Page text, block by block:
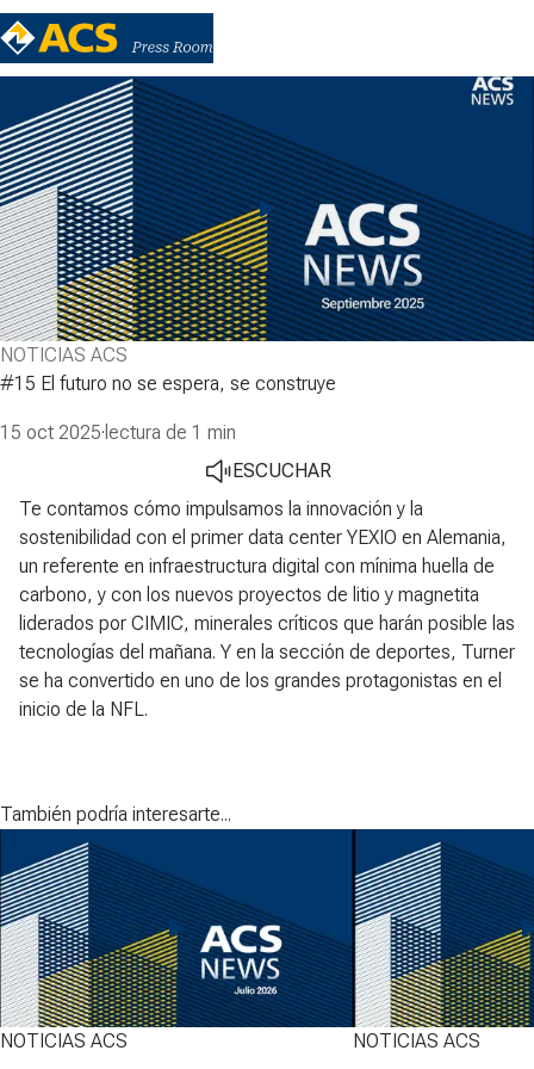
NOTICIAS ACS
#15 El futuro no se espera, se construye
15 oct 2025· lectura de 1 min
ESCUCHAR
Te contamos cómo impulsamos la innovación y la
sostenibilidad con el primer data center YEXIO en Alemania,
un referente en infraestructura digital con mínima huella de
carbono, y con los nuevos proyectos de litio y magnetita
liderados por CIMIC, minerales críticos que harán posible las
tecnologías del mañana. Y en la sección de deportes, Turner
se ha convertido en uno de los grandes protagonistas en el
inicio de la NFL.
También podría interesarte...
NOTICIAS ACS
NOTICIAS ACS